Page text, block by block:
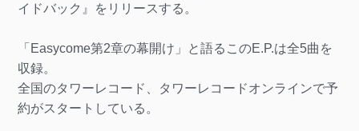
イドバック』をリリースする。
「Easycome第2章の幕開け」と語るこのE.P.は全5曲を
収録。
全国のタワーレコード、タワーレコードオンラインで予
約がスタートしている。